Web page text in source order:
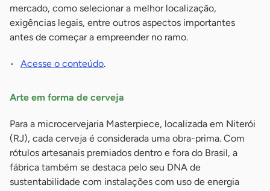
mercado, como selecionar a melhor localização,
exigências legais, entre outros aspectos importantes
antes de começar a empreender no ramo.
Acesse o conteúdo.
Arte em forma de cerveja
Para a microcervejaria Masterpiece, localizada em Niterói
(RJ), cada cerveja é considerada uma obra-prima. Com
rótulos artesanais premiados dentro e fora do Brasil, a
fábrica também se destaca pelo seu DNA de
sustentabilidade com instalações com uso de energia